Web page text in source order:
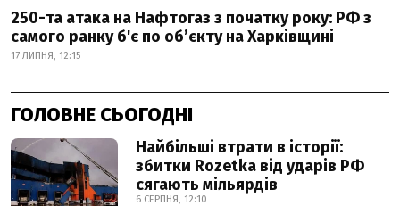
250-та атака на Нафтогаз з початку року: РФ з
самого ранку б'є по об’єкту на Харківщині
17 ЛИПНЯ, 12:15
ГОЛОВНЕ СЬОГОДНІ
Найбільші втрати в історії:
збитки Rozetka від ударів РФ
сягають мільярдів
6 СЕРПНЯ, 12:10